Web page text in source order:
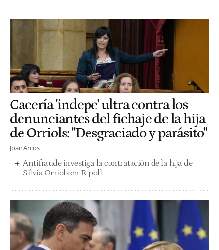
Cacería 'indepe' ultra contra los
denunciantes del fichaje de la hija
de Orriols: "Desgraciado y parásito"
Joan Arcos
Antifraude investiga la contratación de la hija de
Sílvia Orriols en Ripoll